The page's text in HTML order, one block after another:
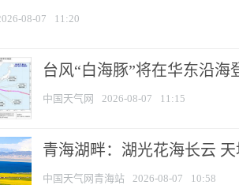
08-07 11:20
台风“白海豚”将在华东沿
中国天气网 2026-08-07 11:15
青海湖畔：湖光花海长云
中国天气网青海站 2026-08-07 10:58